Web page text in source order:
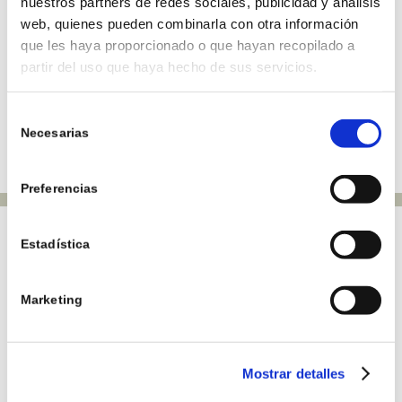
web, quienes pueden combinarla con otra información
que les haya proporcionado o que hayan recopilado a
partir del uso que haya hecho de sus servicios.
Necesarias
Preferencias
Estadística
Marketing
Mostrar detalles
CARACTERÍSTICAS
155 m² construidos